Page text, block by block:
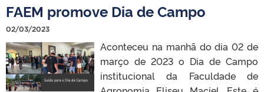
TELEFONES
FAEM promove Dia de Campo
02/03/2023
Aconteceu na manhã do dia 02 de
março de 2023 o Dia de Campo
institucional da Faculdade de